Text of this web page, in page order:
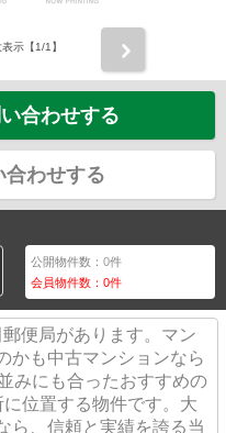
示【1/1】
合わせする
合わせする
公開物件数：0件
会員物件数：0件
便局があります。マン
かも中古マンションなら
みにも合ったおすすめの
位置する物件です。大
ら、信頼と実績を誇る当